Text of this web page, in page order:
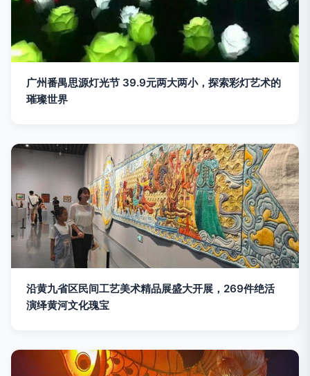
广州番禺思源灯光节 39.9元两大两小，探索彩灯艺术的
璀璨世界
沿黄九省区民间工艺美术精品展盛大开展，269件绝活
演绎黄河文化瑰宝